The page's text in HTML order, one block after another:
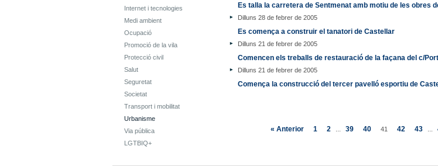
Internet i tecnologies
Medi ambient
Ocupació
Promoció de la vila
Protecció civil
Salut
Seguretat
Societat
Transport i mobilitat
Urbanisme
Via pública
LGTBIQ+
Es talla la carretera de Sentmenat amb motiu de les obres
Dilluns 28 de febrer de 2005
Es comença a construir el tanatori de Castellar
Dilluns 21 de febrer de 2005
Comencen els treballs de restauració de la façana del c/
Dilluns 21 de febrer de 2005
Comença la construcció del tercer pavelló esportiu de
« Anterior 1 2 39 40 41 42 43